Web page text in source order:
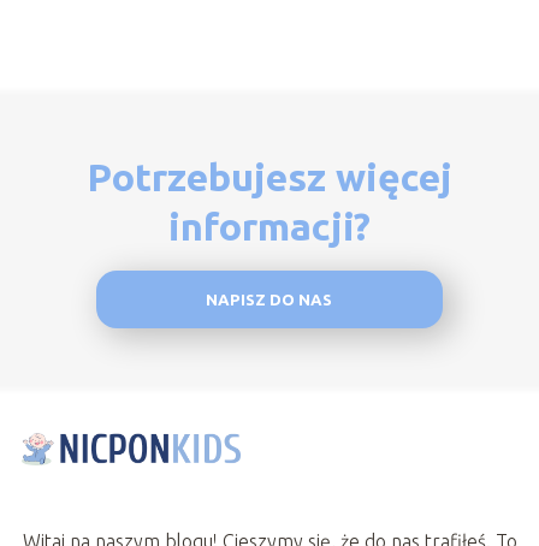
Potrzebujesz więcej
informacji?
NAPISZ DO NAS
Witaj na naszym blogu! Cieszymy się, że do nas trafiłeś. To